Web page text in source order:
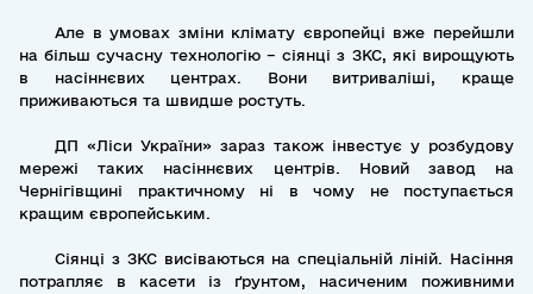
Але в умовах зміни клімату європейці вже перейшли
на більш сучасну технологію – сіянці з ЗКС, які вирощують
в насіннєвих центрах. Вони витриваліші, краще
приживаються та швидше ростуть.
ДП «Ліси України» зараз також інвестує у розбудову
мережі таких насіннєвих центрів. Новий завод на
Чернігівщині практичному ні в чому не поступається
кращим європейським.
Сіянці з ЗКС висіваються на спеціальній ліній. Насіння
потрапляє в касети із ґрунтом, насиченим поживними